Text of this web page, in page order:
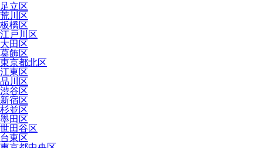
有
足立区
荒川区
板橋区
江戸川区
大田区
葛飾区
東京都北区
江東区
品川区
渋谷区
新宿区
杉並区
墨田区
世田谷区
台東区